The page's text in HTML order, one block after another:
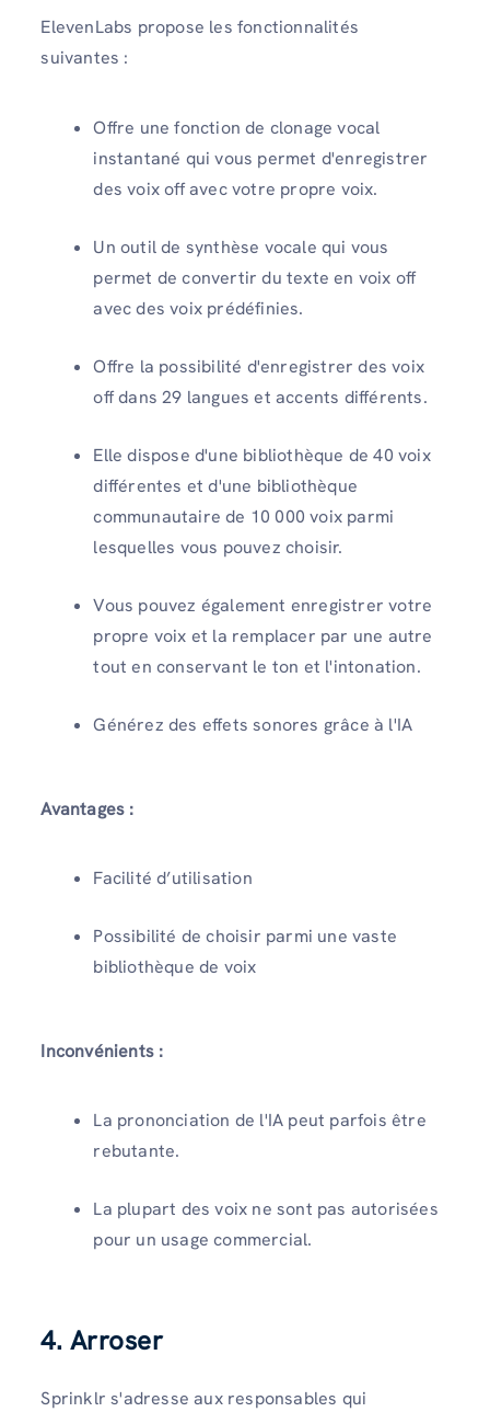
ElevenLabs propose les fonctionnalités
suivantes :
Offre une fonction de clonage vocal
instantané qui vous permet d'enregistrer
des voix off avec votre propre voix.
Un outil de synthèse vocale qui vous
permet de convertir du texte en voix off
avec des voix prédéfinies.
Offre la possibilité d'enregistrer des voix
off dans 29 langues et accents différents.
Elle dispose d'une bibliothèque de 40 voix
différentes et d'une bibliothèque
communautaire de 10 000 voix parmi
lesquelles vous pouvez choisir.
Vous pouvez également enregistrer votre
propre voix et la remplacer par une autre
tout en conservant le ton et l'intonation.
Générez des effets sonores grâce à l'IA
Avantages :
Facilité d’utilisation
Possibilité de choisir parmi une vaste
bibliothèque de voix
Inconvénients :
La prononciation de l'IA peut parfois être
rebutante.
La plupart des voix ne sont pas autorisées
pour un usage commercial.
4. Arroser
Sprinklr s'adresse aux responsables qui